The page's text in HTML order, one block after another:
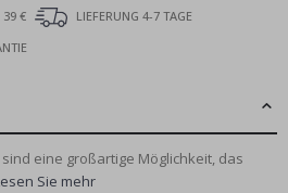
39 €
LIEFERUNG 4-7 TAGE
eine großartige Möglichkeit, das
Sie mehr